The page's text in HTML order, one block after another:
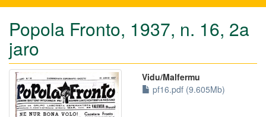
Popola Fronto, 1937, n. 16, 2a
jaro
Vidu/Malfermu
pf16.pdf (9.605Mb)